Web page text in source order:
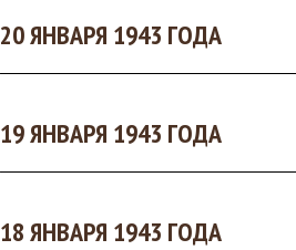
20 ЯНВАРЯ 1943 ГОДА
19 ЯНВАРЯ 1943 ГОДА
18 ЯНВАРЯ 1943 ГОДА